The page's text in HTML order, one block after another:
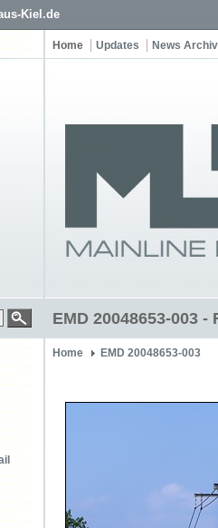
Kiel.de
Home Updates News Archiv
EMD 20048653-003
Home EMD 20048653-003